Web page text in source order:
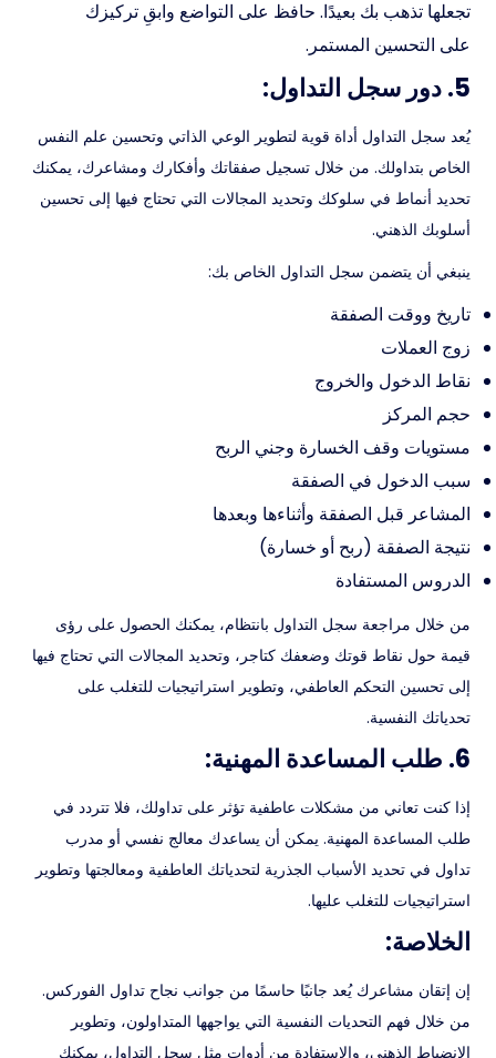
تجعلها تذهب بك بعيدًا. حافظ على التواضع وابقِ تركيزك
على التحسين المستمر.
5. دور سجل التداول:
يُعد سجل التداول أداة قوية لتطوير الوعي الذاتي وتحسين علم النفس
الخاص بتداولك. من خلال تسجيل صفقاتك وأفكارك ومشاعرك، يمكنك
تحديد أنماط في سلوكك وتحديد المجالات التي تحتاج فيها إلى تحسين
أسلوبك الذهني.
ينبغي أن يتضمن سجل التداول الخاص بك:
تاريخ ووقت الصفقة
زوج العملات
نقاط الدخول والخروج
حجم المركز
مستويات وقف الخسارة وجني الربح
سبب الدخول في الصفقة
المشاعر قبل الصفقة وأثناءها وبعدها
نتيجة الصفقة (ربح أو خسارة)
الدروس المستفادة
من خلال مراجعة سجل التداول بانتظام، يمكنك الحصول على رؤى
قيمة حول نقاط قوتك وضعفك كتاجر، وتحديد المجالات التي تحتاج فيها
إلى تحسين التحكم العاطفي، وتطوير استراتيجيات للتغلب على
تحدياتك النفسية.
6. طلب المساعدة المهنية:
إذا كنت تعاني من مشكلات عاطفية تؤثر على تداولك، فلا تتردد في
طلب المساعدة المهنية. يمكن أن يساعدك معالج نفسي أو مدرب
تداول في تحديد الأسباب الجذرية لتحدياتك العاطفية ومعالجتها وتطوير
استراتيجيات للتغلب عليها.
الخلاصة:
إن إتقان مشاعرك يُعد جانبًا حاسمًا من جوانب نجاح تداول الفوركس.
من خلال فهم التحديات النفسية التي يواجهها المتداولون، وتطوير
الانضباط الذهني، والاستفادة من أدوات مثل سجل التداول، يمكنك